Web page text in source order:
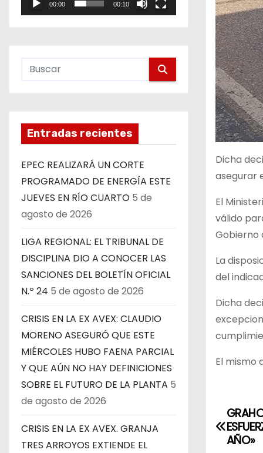
00:00 00:10
Entradas recientes
EPEC REALIZARÁ UN CORTE
PROGRAMADO DE ENERGÍA ESTE
JUEVES EN RÍO CUARTO 5 de
agosto de 2026
LIGA REGIONAL: EL TRIBUNAL DE
DISCIPLINA DIO A CONOCER LAS
SANCIONES DEL BOLETÍN OFICIAL
N.º 24 5 de agosto de 2026
CRISIS EN LA EX AVEX: CLAUDIO
MORENO ASEGURÓ QUE ESTE
MIÉRCOLES HUBO FAENA PARCIAL
Y QUE AÚN NO HAY DEFINICIONES
SOBRE EL FUTURO DE LA PLANTA 5
de agosto de 2026
CRISIS EN LA EX AVEX. GRANJA
TRES ARROYOS EXTIENDE EL
Dicha
asegurar
El
válido
Gobierno
La
del
Dicha
El mismo
N
AÑO»